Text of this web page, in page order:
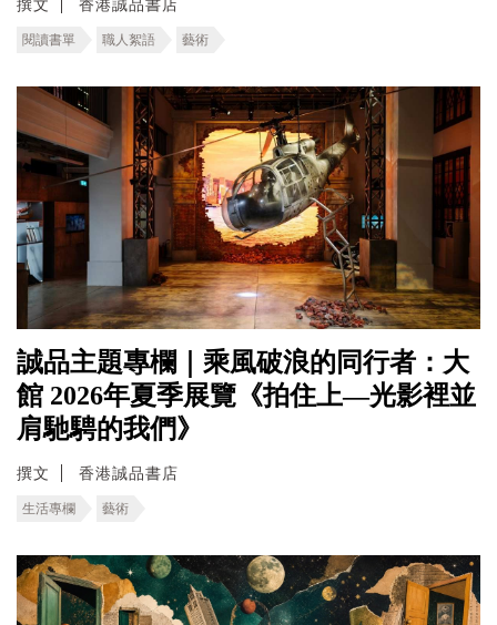
撰文 香港誠品書店
閱讀書單 職人絮語 藝術
誠品主題專欄｜乘風破浪的同行者：大
館 2026年夏季展覽《拍住上—光影裡並
肩馳騁的我們》
撰文 香港誠品書店
生活專欄 藝術